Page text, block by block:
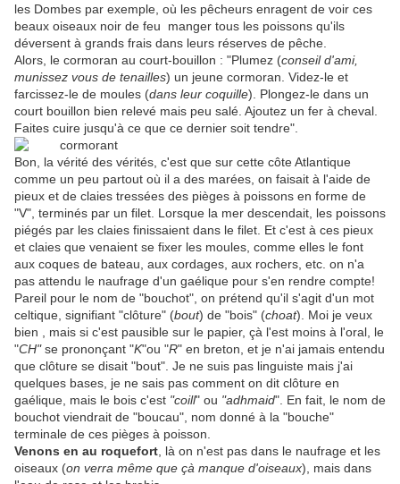
les Dombes par exemple, où les pêcheurs enragent de voir ces
beaux oiseaux noir de feu manger tous les poissons qu'ils
déversent à grands frais dans leurs réserves de pêche.
Alors, le cormoran au court-bouillon : "Plumez (conseil d'ami,
munissez vous de tenailles) un jeune cormoran. Videz-le et
farcissez-le de moules (dans leur coquille). Plongez-le dans un
court bouillon bien relevé mais peu salé. Ajoutez un fer à cheval.
Faites cuire jusqu'à ce que ce dernier soit tendre".
Bon, la vérité des vérités, c'est que sur cette côte Atlantique
comme un peu partout où il a des marées, on faisait à l'aide de
pieux et de claies tressées des pièges à poissons en forme de
"V", terminés par un filet. Lorsque la mer descendait, les poissons
piégés par les claies finissaient dans le filet. Et c'est à ces pieux
et claies que venaient se fixer les moules, comme elles le font
aux coques de bateau, aux cordages, aux rochers, etc. on n'a
pas attendu le naufrage d'un gaélique pour s'en rendre compte!
Pareil pour le nom de "bouchot", on prétend qu'il s'agit d'un mot
celtique, signifiant "clôture" (bout) de "bois" (choat). Moi je veux
bien , mais si c'est pausible sur le papier, çà l'est moins à l'oral, le
"CH"se prononçant "K"ou "R" en breton, et je n'ai jamais entendu
que clôture se disait "bout". Je ne suis pas linguiste mais j'ai
quelques bases, je ne sais pas comment on dit clôture en
gaélique, mais le bois c'est "coill" ou "adhmaid". En fait, le nom de
bouchot viendrait de "boucau", nom donné à la "bouche"
terminale de ces pièges à poisson.
Venons en au roquefort , là on n'est pas dans le naufrage et les
oiseaux (on verra même que çà manque d'oiseaux), mais dans